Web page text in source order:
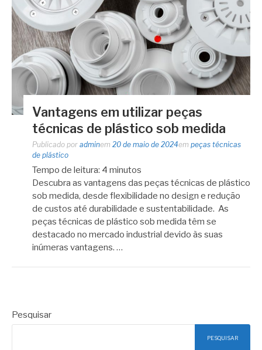
Vantagens em utilizar peças
técnicas de plástico sob medida
Publicado por adminem 20 de maio de 2024em peças técnicas
de plástico
Tempo de leitura: 4 minutos
Descubra as vantagens das peças técnicas de plástico
sob medida, desde flexibilidade no design e redução
de custos até durabilidade e sustentabilidade. As
peças técnicas de plástico sob medida têm se
destacado no mercado industrial devido às suas
inúmeras vantagens. …
Pesquisar
PESQUISAR